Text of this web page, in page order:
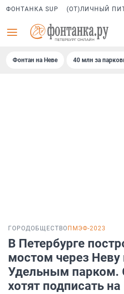
ФОНТАНКА SUP (ОТ)ЛИЧНЫЙ
Фонтан на Неве 40 млн за
ГОРОДОБЩЕСТВО ПМЭФ-2023
В Петербурге
мостом через Неву
Удельным парком.
хотят подписать